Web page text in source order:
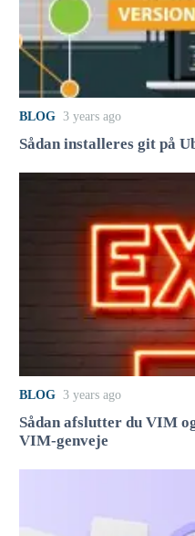
BLOG 3 years ago
Sådan installeres git på
BLOG 3 years ago
Sådan afslutter du VIM
VIM-genveje